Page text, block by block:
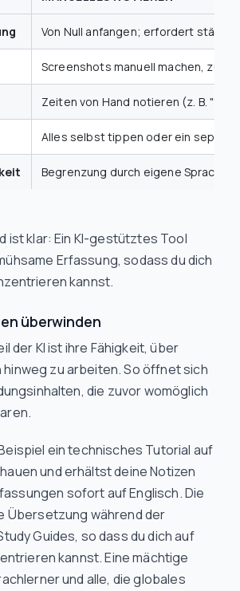
Von Null anfangen; erfordert
Screenshots manuell machen,
Zeiten von Hand notieren (z. B.
Alles selbst tippen oder ein
Begrenzung durch eigene
ist klar: Ein KI-gestütztes Tool
Erfassung, sodass du dich
kannst.
überwinden
der KI ist ihre Fähigkeit, über
zu arbeiten. So öffnet sich
die zuvor womöglich
ein technisches Tutorial auf
und erhältst deine Notizen
sofort auf Englisch. Die
Übersetzung während der
Guides, so dass du dich auf
kannst. Eine mächtige
und alle, die globales